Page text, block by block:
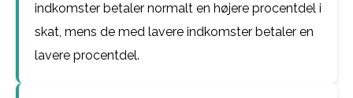
indkomster betaler normalt en højere procentdel i
skat, mens de med lavere indkomster betaler en
lavere procentdel.